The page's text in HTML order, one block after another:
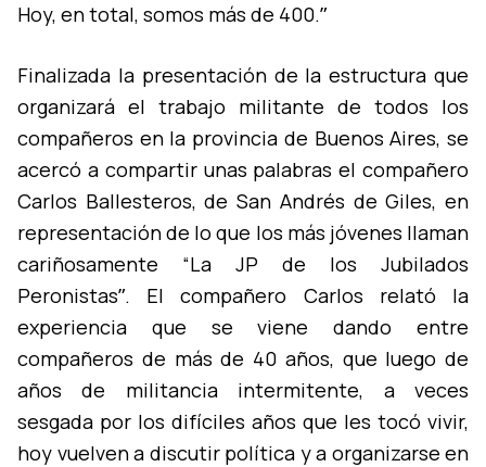
Hoy, en total, somos más de 400.ˮ
Finalizada la presentación de la estructura que
organizará el trabajo militante de todos los
compañeros en la provincia de Buenos Aires, se
acercó a compartir unas palabras el compañero
Carlos Ballesteros, de San Andrés de Giles, en
representación de lo que los más jóvenes llaman
cariñosamente “La JP de los Jubilados
Peronistasˮ. El compañero Carlos relató la
experiencia que se viene dando entre
compañeros de más de 40 años, que luego de
años de militancia intermitente, a veces
sesgada por los difí­ciles años que les tocó vivir,
hoy vuelven a discutir polí­tica y a organizarse en